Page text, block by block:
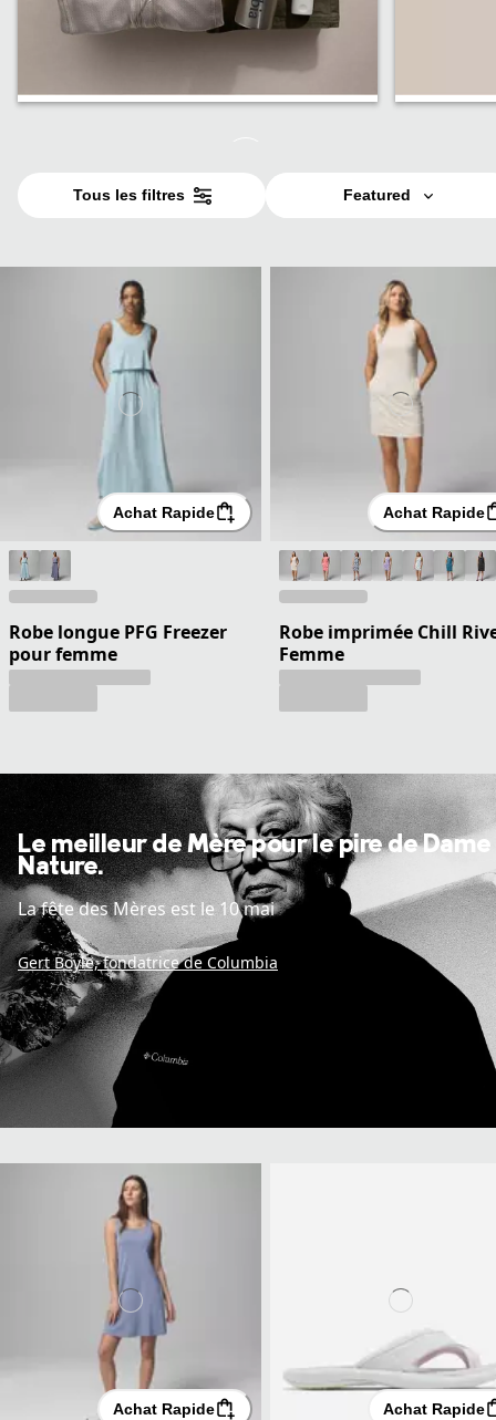
Tous les filtres Featured
Achat Rapide
Robe longue PFG Freezer
pour femme
Achat Rapide
Robe imprimée Chill
Femme
Le meilleur de Mère pour le pire de Dame
Nature.
La fête des Mères est le 10 mai
Gert Boyle, fondatrice de Columbia
Achat Rapide Achat Rapide